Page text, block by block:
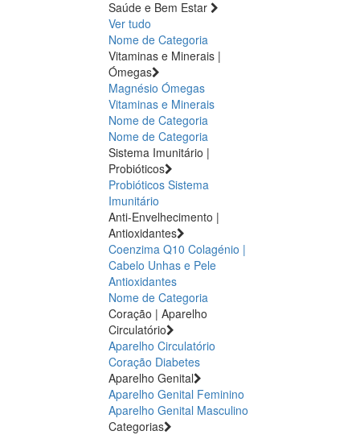
Saúde e Bem Estar
Ver tudo
Nome de Categoria
Vitaminas e Minerais |
Ómegas
Magnésio Ómegas
Vitaminas e Minerais
Nome de Categoria
Nome de Categoria
Sistema Imunitário |
Probióticos
Probióticos Sistema
Imunitário
Anti-Envelhecimento |
Antioxidantes
Coenzima Q10 Colagénio |
Cabelo Unhas e Pele
Antioxidantes
Nome de Categoria
Coração | Aparelho
Circulatório
Aparelho Circulatório
Coração Diabetes
Aparelho Genital
Aparelho Genital Feminino
Aparelho Genital Masculino
Categorias